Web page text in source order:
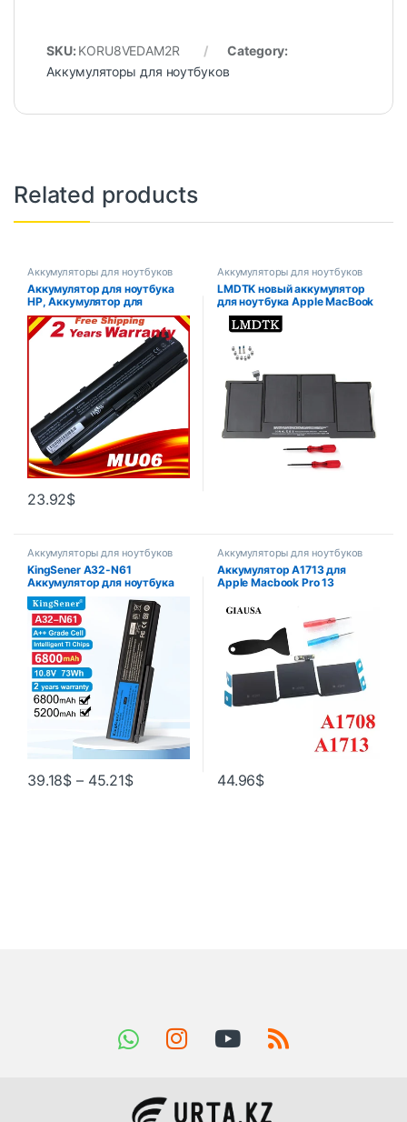
SKU: KORU8VEDAM2R
Category:
Аккумуляторы для ноутбуков
Related products
Аккумуляторы для ноутбуков
Аккумулятор для ноутбука
HP, Аккумулятор для
ноутбука Hp MU06 593553-
001 593554-001 593554-001
HP Pavilion G6 G7 593562-
23.92$
Аккумуляторы для ноутбуков
LMDTK новый аккумулятор
для ноутбука Apple MacBook
Air 13 дюймов A1466 A1369
2011 2012 2013 2014 год
A1496 A1377
Аккумуляторы для ноутбуков
KingSener A32-N61
Аккумулятор для ноутбука
ASUS N61 N61J N61D N61V
N61VG N61JA N61JV M50s
N43S N43JF N43JQ N53
N53S N53SV A32-M50
39.18$ – 45.21$
Аккумуляторы для ноутбуков
Аккумулятор A1713 для
Apple Macbook Pro 13
2016 2017 версия год
бесплатные инструменты
44.96$